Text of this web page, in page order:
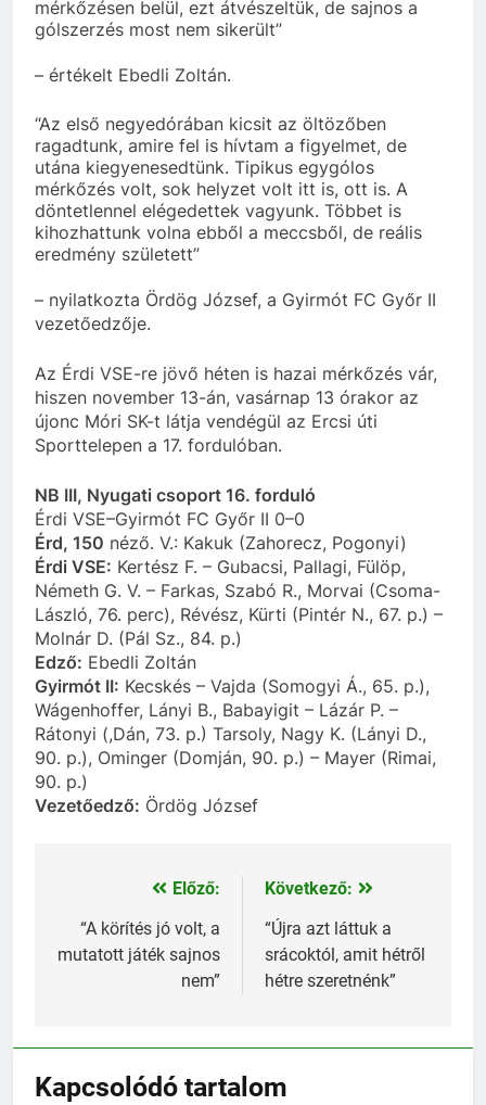
mérkőzésen belül, ezt átvészeltük, de sajnos a
gólszerzés most nem sikerült”
– értékelt Ebedli Zoltán.
“Az első negyedórában kicsit az öltözőben
ragadtunk, amire fel is hívtam a figyelmet, de
utána kiegyenesedtünk. Tipikus egygólos
mérkőzés volt, sok helyzet volt itt is, ott is. A
döntetlennel elégedettek vagyunk. Többet is
kihozhattunk volna ebből a meccsből, de reális
eredmény született”
– nyilatkozta Ördög József, a Gyirmót FC Győr II
vezetőedzője.
Az Érdi VSE-re jövő héten is hazai mérkőzés vár,
hiszen november 13-án, vasárnap 13 órakor az
újonc Móri SK-t látja vendégül az Ercsi úti
Sporttelepen a 17. fordulóban.
NB III, Nyugati csoport 16. forduló
Érdi VSE–Gyirmót FC Győr II 0–0
Érd, 150 néző. V.: Kakuk (Zahorecz, Pogonyi)
Érdi VSE: Kertész F. – Gubacsi, Pallagi, Fülöp,
Németh G. V. – Farkas, Szabó R., Morvai (Csoma-
László, 76. perc), Révész, Kürti (Pintér N., 67. p.) –
Molnár D. (Pál Sz., 84. p.)
Edző: Ebedli Zoltán
Gyirmót II: Kecskés – Vajda (Somogyi Á., 65. p.),
Wágenhoffer, Lányi B., Babayigit – Lázár P. –
Rátonyi (,Dán, 73. p.) Tarsoly, Nagy K. (Lányi D.,
90. p.), Ominger (Domján, 90. p.) – Mayer (Rimai,
90. p.)
Vezetőedző: Ördög József
Bejegyzés
navigáció
Előző:
“A körítés jó volt, a
mutatott játék sajnos
nem”
Következő:
“Újra azt láttuk a
srácoktól, amit hétről
hétre szeretnénk”
Kapcsolódó tartalom